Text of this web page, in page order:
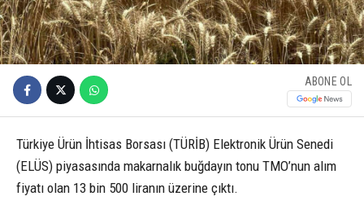
ABONE OL
Türkiye Ürün İhtisas Borsası (TÜRİB) Elektronik Ürün Senedi
(ELÜS) piyasasında makarnalık buğdayın tonu TMO’nun alım
fiyatı olan 13 bin 500 liranın üzerine çıktı.